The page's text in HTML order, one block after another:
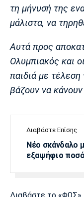
τη μήνυσή της
μάλιστα, να
Αυτά προς
Ολυμπιακός και
παιδιά με
βάζουν να
Διαβάστε Επίσης
Νέο σκάνδαλο
εξαψήφιο
Διαβάστε το «ΦΩΣ»